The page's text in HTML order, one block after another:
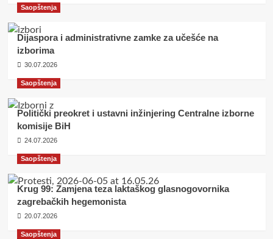
Saopštenja
Dijaspora i administrativne zamke za učešće na
izborima
30.07.2026
Saopštenja
Politički preokret i ustavni inžinjering Centralne izborne
komisije BiH
24.07.2026
Saopštenja
Krug 99: Zamjena teza laktaškog glasnogovornika
zagrebačkih hegemonista
20.07.2026
Saopštenja